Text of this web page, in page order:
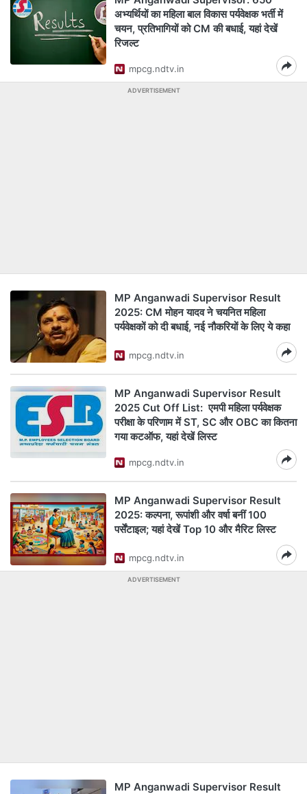
अभ्यर्थियों का महिला बाल विकास पर्यवेक्षक भर्ती में
चयन, प्रतिभागियों को CM की बधाई, यहां देखें
रिजल्ट
mpcg.ndtv.in
ADVERTISEMENT
MP Anganwadi Supervisor Result
2025: CM मोहन यादव ने चयनित महिला
पर्यवेक्षकों को दी बधाई, नई नौकरियों के लिए ये कहा
mpcg.ndtv.in
MP Anganwadi Supervisor Result
2025 Cut Off List: एमपी महिला पर्यवेक्षक
परीक्षा के परिणाम में ST, SC और OBC का कितना
गया कटऑफ, यहां देखें लिस्ट
mpcg.ndtv.in
MP Anganwadi Supervisor Result
2025: कल्पना, रूपांशी और वर्षा बनीं 100
पर्सेंटाइल; यहां देखें Top 10 और मैरिट लिस्ट
mpcg.ndtv.in
ADVERTISEMENT
MP Anganwadi Supervisor Result